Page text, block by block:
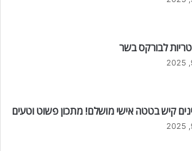
לבורקס בשר
קיש בטטה אישי מושלם! מתכון פשוט וטעים